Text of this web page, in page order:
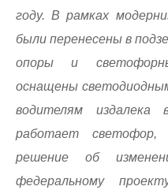
году. В рамках
были перенесены в
опоры и
оснащены
водителям
работает светофор,
решение об
федеральному